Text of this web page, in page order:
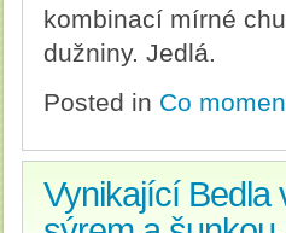
kombinací mírné
dužniny. Jedlá.
Posted in Co
Vynikající Bedla